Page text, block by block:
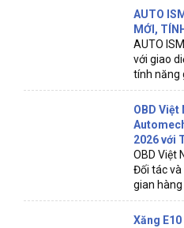
AUTO
MỚI,
AUTO
với giao
tính năng
OBD Việt
2026 với
OBD Việt
Đối tác và
gian hàng
Xăng